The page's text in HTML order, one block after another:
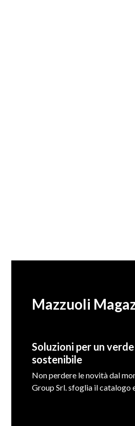
Mazzuoli
Soluzioni per un
sostenibile
Non perdere le novità dal
Group Srl. sfoglia il catalogo